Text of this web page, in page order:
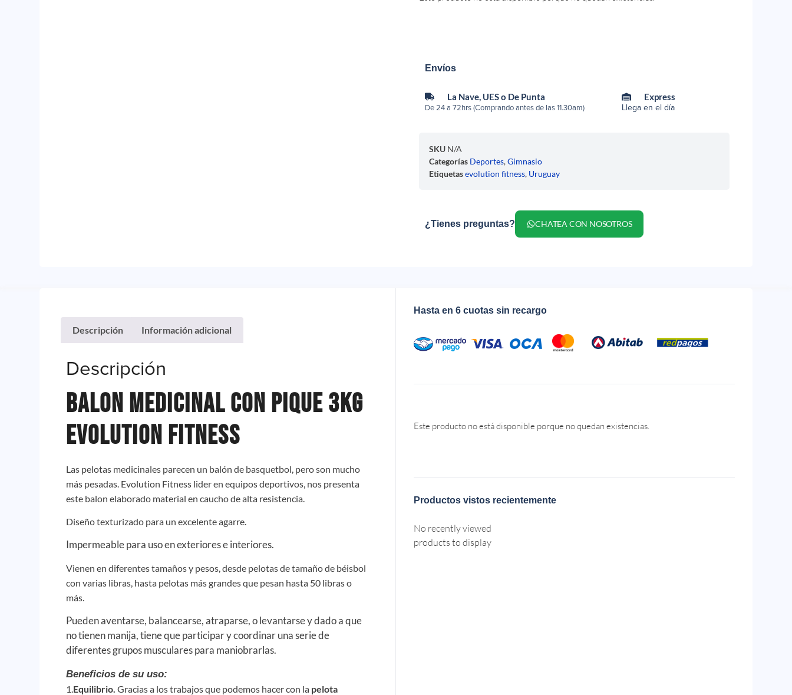
Envíos
La Nave, UES o De Punta
De 24 a 72hrs (Comprando antes de las 11.30am)
Express
Llega en el día
SKU N/A
Categorías Deportes,Gimnasio
Etiquetasevolution fitness, Uruguay
¿Tienes preguntas? CHATEA CON NOSOTROS
Descripción Información adicional
Descripción
BALON MEDICINAL CON PIQUE 3KG
EVOLUTION FITNESS
Las pelotas medicinales parecen un balón de basquetbol, pero son mucho
más pesadas. Evolution Fitness lider en equipos deportivos, nos presenta
este balon elaborado material en caucho de alta resistencia.
Diseño texturizado para un excelente agarre.
Impermeable para uso en exteriores e interiores.
Vienen en diferentes tamaños y pesos, desde pelotas de tamaño de béisbol
con varias libras, hasta pelotas más grandes que pesan hasta 50 libras o
más.
Pueden aventarse, balancearse, atraparse, o levantarse y dado a que
no tienen manija, tiene que participar y coordinar una serie de
diferentes grupos musculares para maniobrarlas.
Beneficios de su uso:
1. Equilibrio. Gracias a los trabajos que podemos hacer con la pelota
Hasta en 6 cuotas sin recargo
Este producto no está disponible porque no quedan existencias.
Productos vistos recientemente
No recently viewed
products to display